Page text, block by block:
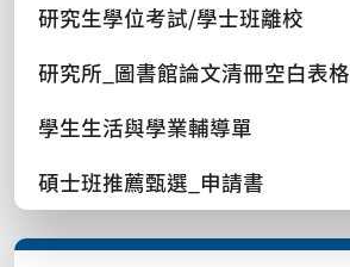
研究生學位考試/學士班離校
研究所_圖書館論文清冊空白表格
學生生活與學業輔導單
碩士班推薦甄選_申請書